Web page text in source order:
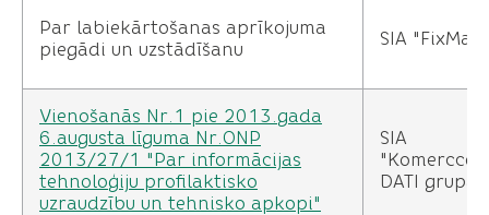
Par labiekārtošanas aprīkojuma
piegādi un uzstādīšanu
SIA
Vienošanās Nr.1 pie 2013.gada
6.augusta līguma Nr.ONP
2013/27/1 "Par informācijas
tehnoloģiju profilaktisko
uzraudzību un tehnisko apkopi"
SIA
DATI grupa"